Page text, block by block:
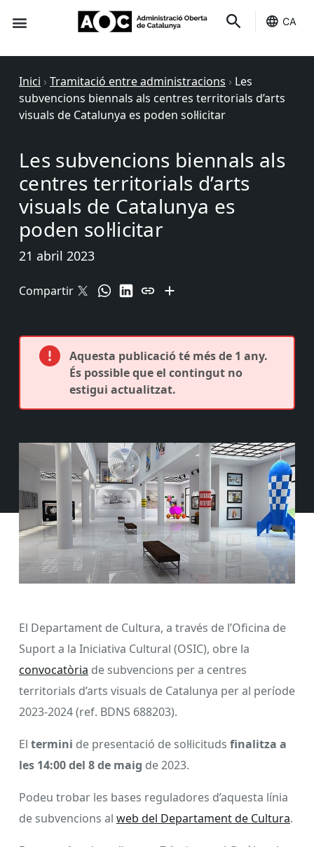
CA
Inici › Tramitació entre administracions › Les
subvencions biennals als centres territorials d’arts
visuals de Catalunya es poden sol·licitar
Les subvencions biennals als
centres territorials d’arts
visuals de Catalunya es
poden sol·licitar
21 abril 2023
Compartir
Aquesta publicació té més de 1 any.
És possible que el contingut no
estigui actualitzat.
El Departament de Cultura, a través de l’Oficina de
Suport a la Iniciativa Cultural (OSIC), obre la
convocatòria de subvencions per a centres
territorials d’arts visuals de Catalunya per al període
2023-2024 (ref. BDNS 688203).
El termini de presentació de sol·licituds finalitza a
les 14:00 del 8 de maig de 2023.
Podeu trobar les bases reguladores d’aquesta línia
de subvencions al web del Departament de Cultura.